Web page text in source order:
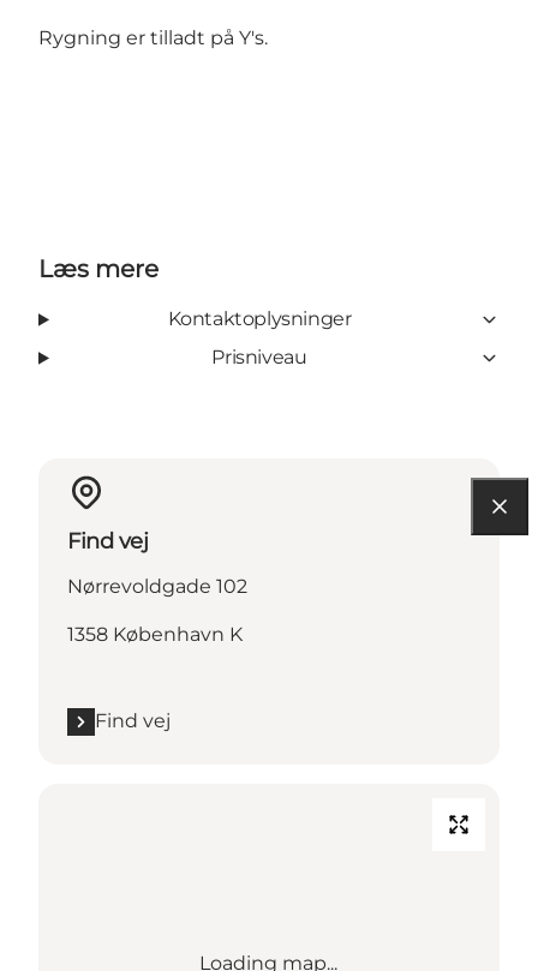
Rygning er tilladt på Y's.
Læs mere
Kontaktoplysninger
Prisniveau
Find vej
Nørrevoldgade 102
1358 København K
Find vej
Loading map...